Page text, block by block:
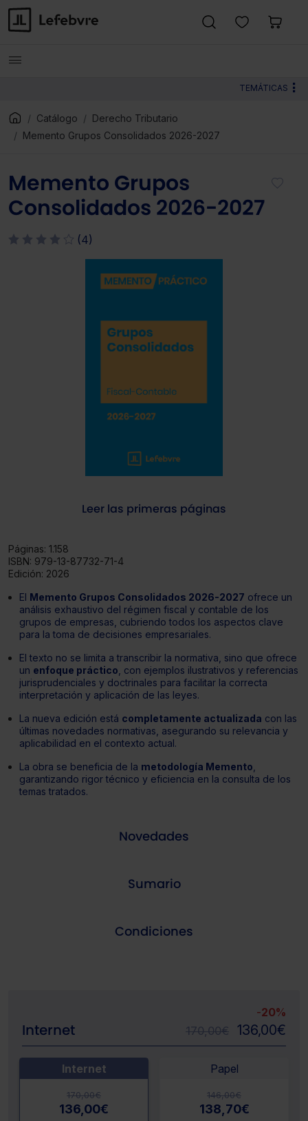
TEMÁTICAS
Catálogo
Derecho Tributario
Memento Grupos Consolidados 2026-2027
Memento Grupos
Consolidados 2026-2027
(4)
Leer las primeras páginas
Páginas: 1.158
ISBN: 979-13-87732-71-4
Edición: 2026
El Memento Grupos Consolidados 2026-2027 ofrece un
análisis exhaustivo del régimen fiscal y contable de los
grupos de empresas, cubriendo todos los aspectos clave
para la toma de decisiones empresariales.
El texto no se limita a transcribir la normativa, sino que ofrece
un enfoque práctico , con ejemplos ilustrativos y referencias
jurisprudenciales y doctrinales para facilitar la correcta
interpretación y aplicación de las leyes.
La nueva edición está completamente actualizada con las
últimas novedades normativas, asegurando su relevancia y
aplicabilidad en el contexto actual.
La obra se beneficia de la metodología Memento
garantizando rigor técnico y eficiencia en la consulta de los
temas tratados.
Novedades
Sumario
Condiciones
Internet
-20%
170,00€ 136,00€
Internet
170,00€
136,00€
Papel
146,00€
138,70€